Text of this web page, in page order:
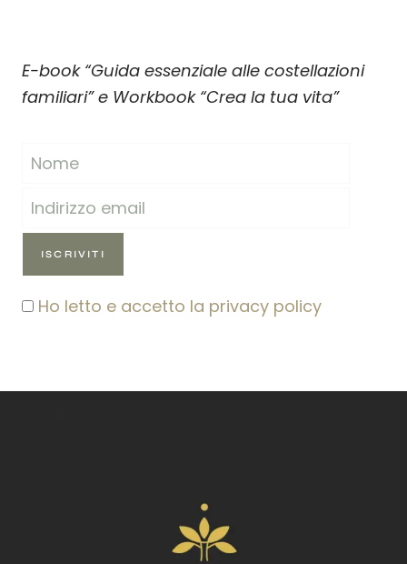
E-book “Guida essenziale alle costellazioni
familiari” e Workbook “Crea la tua vita”
Ho letto e accetto la privacy policy